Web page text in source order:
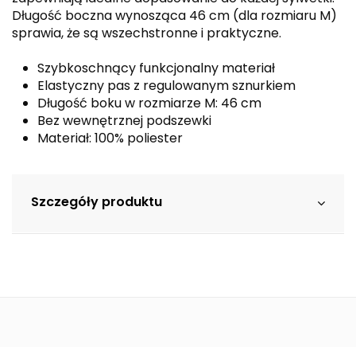
Długość boczna wynosząca 46 cm (dla rozmiaru M)
sprawia, że są wszechstronne i praktyczne.
Szybkoschnący funkcjonalny materiał
Elastyczny pas z regulowanym sznurkiem
Długość boku w rozmiarze M: 46 cm
Bez wewnętrznej podszewki
Materiał: 100% poliester
Szczegóły produktu